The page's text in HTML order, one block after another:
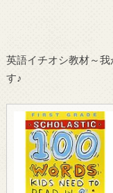
英語イチオシ教材～
す♪